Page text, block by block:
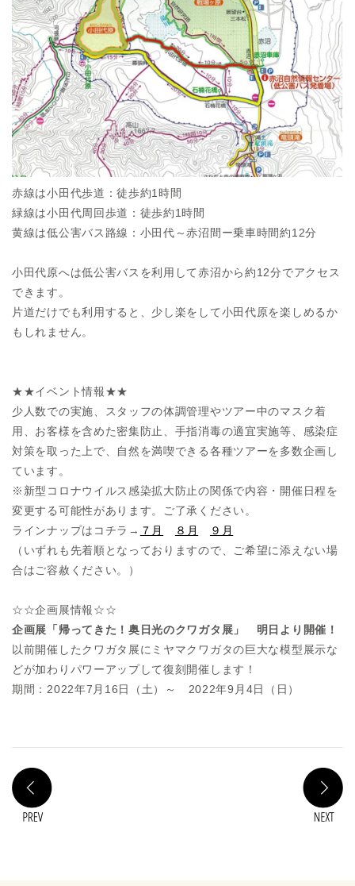
赤線は小田代歩道：徒歩約1時間
緑線は小田代周回歩道：徒歩約1時間
黄線は低公害バス路線：小田代～赤沼間ー乗車時間約12分
小田代原へは低公害バスを利用して赤沼から約12分でアクセス
できます。
片道だけでも利用すると、少し楽をして小田代原を楽しめるか
もしれません。
★★イベント情報★★
少人数での実施、スタッフの体調管理やツアー中のマスク着
用、お客様を含めた密集防止、手指消毒の適宜実施等、感染症
対策を取った上で、自然を満喫できる各種ツアーを多数企画し
ています。
※新型コロナウイルス感染拡大防止の関係で内容・開催日程を
変更する可能性があります。ご了承ください。
ラインナップはコチラ→ ７月 ８月
９月
（いずれも先着順となっておりますので、ご希望に添えない場
合はご容赦ください。）
☆☆企画展情報☆☆
企画展「帰ってきた！奥日光のクワガタ展」 明日より開催！
以前開催したクワガタ展にミヤマクワガタの巨大な模型展示な
どが加わりパワーアップして復刻開催します！
期間：2022年7月16日（土）～ 2022年9月4日（日）